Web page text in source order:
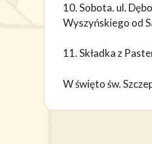
10. Sobota. ul.
Wyszyńskiego od
11. Składka z
W święto św.